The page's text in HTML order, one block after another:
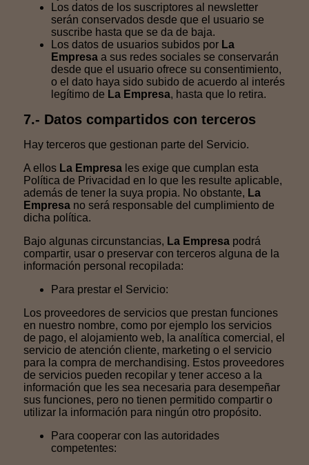
Los datos de los suscriptores al newsletter
serán conservados desde que el usuario se
suscribe hasta que se da de baja.
Los datos de usuarios subidos por La
Empresa a sus redes sociales se conservarán
desde que el usuario ofrece su consentimiento,
o el dato haya sido subido de acuerdo al interés
legítimo de La Empresa, hasta que lo retira.
7.- Datos compartidos con terceros
Hay terceros que gestionan parte del Servicio.
A ellos La Empresa les exige que cumplan esta
Política de Privacidad en lo que les resulte aplicable,
además de tener la suya propia. No obstante, La
Empresa no será responsable del cumplimiento de
dicha política.
Bajo algunas circunstancias, La Empresa podrá
compartir, usar o preservar con terceros alguna de la
información personal recopilada:
Para prestar el Servicio:
Los proveedores de servicios que prestan funciones
en nuestro nombre, como por ejemplo los servicios
de pago, el alojamiento web, la analítica comercial, el
servicio de atención cliente, marketing o el servicio
para la compra de merchandising. Estos proveedores
de servicios pueden recopilar y tener acceso a la
información que les sea necesaria para desempeñar
sus funciones, pero no tienen permitido compartir o
utilizar la información para ningún otro propósito.
Para cooperar con las autoridades
competentes: